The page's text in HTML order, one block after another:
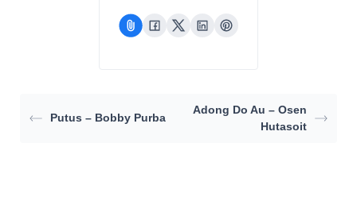
Putus – Bobby Purba
Adong Do Au – Osen
Hutasoit